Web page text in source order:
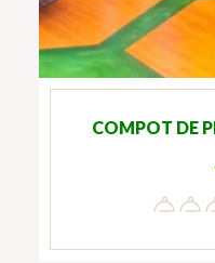
COMPOT DE